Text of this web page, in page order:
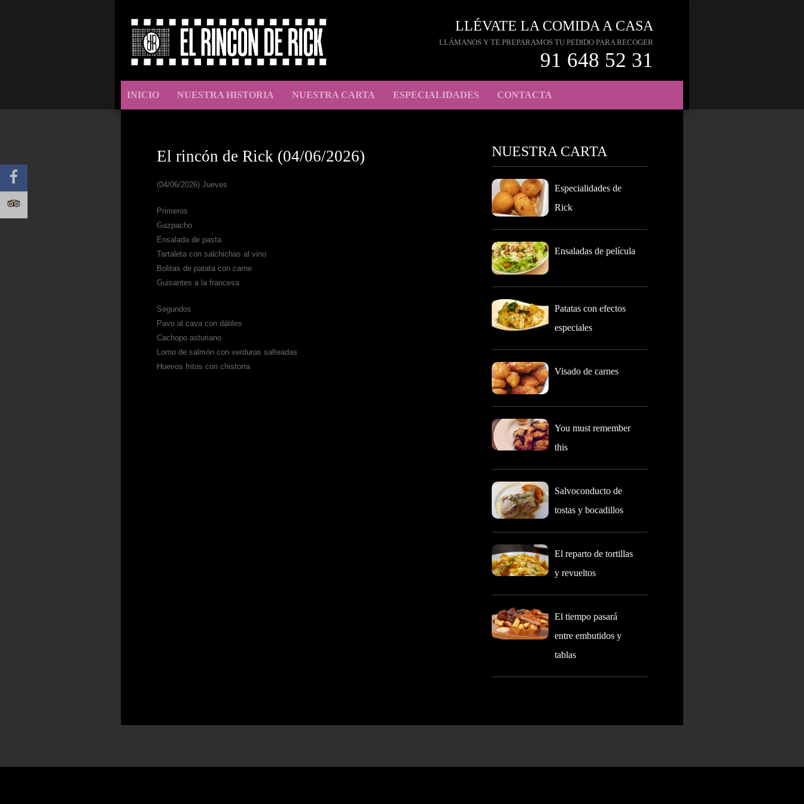
LLÉVATE LA COMIDA A CASA
LLÁMANOS Y TE PREPARAMOS TU PEDIDO PARA RECOGER
91 648 52 31
INICIO NUESTRA HISTORIA NUESTRA CARTA ESPECIALIDADES CONTACTA
El rincón de Rick (04/06/2026)
(04/06/2026) Jueves
Primeros
Gazpacho
Ensalada de pasta
Tartaleta con salchichas al vino
Bolitas de patata con carne
Guisantes a la francesa
Segundos
Pavo al cava con dátiles
Cachopo asturiano
Lomo de salmón con verduras salteadas
Huevos fritos con chistorra
NUESTRA CARTA
Especialidades de
Rick
Ensaladas de película
Patatas con efectos
especiales
Visado de carnes
You must remember
this
Salvoconducto de
tostas y bocadillos
El reparto de tortillas
y revueltos
El tiempo pasará
entre embutidos y
tablas